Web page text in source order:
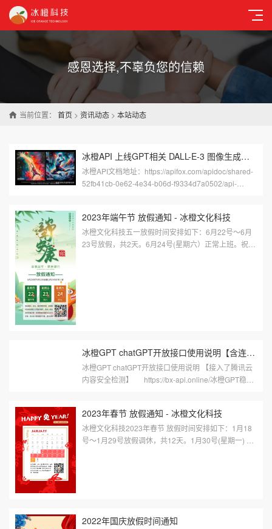
感恩选择,不辜负您的信赖
当前位置： 首页 > 资讯动态 > 本站动态
冰橙API 上线GPT相关 DALL-E-3 图像生成接口，上线新模型：gpt-3.5-turbo-1106、gpt-4-1106-preview
冰橙API文档地址：https://apifox.com/apidoc/shared-
52fb41cb-0e62-4e34-b06d-f9334d7a0502/api-
2023年端午节 放假通知 - 冰橙文化科技
冰橙文化科技五一放假时间安排如下：6月22号～6月
23号放假，共2天。6月24号(星期六）正常上班。祝新
冰橙GPT chatGPT开放接口使用说明【含连续对话功能】
冰橙GPT chatGPT开放接口使用说明 【接入了腾讯云
内容安全检测】 https://bx-api.online/冰橙GPT稳定
2023年春节 放假通知 - 冰橙文化科技
冰橙文化科技2023年春节 放假时间安排如下：1月18
号～1月29号放假调休，共12天。1月30号(星期一) 正
2022年国庆放假时间通知